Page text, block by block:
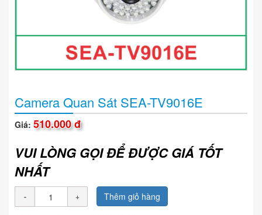
Camera Quan Sát SEA-TV9016E
Giá: 510.000 đ
VUI LÒNG GỌI ĐỂ ĐƯỢC GIÁ TỐT
NHẤT
Thêm giỏ hàng